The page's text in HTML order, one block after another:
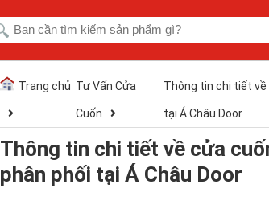
Trang chủ Tư Vấn Cửa
Cuốn
Thông tin chi tiết
tại Á Châu Door
Thông tin chi tiết về cửa
phân phối tại Á Châu Door